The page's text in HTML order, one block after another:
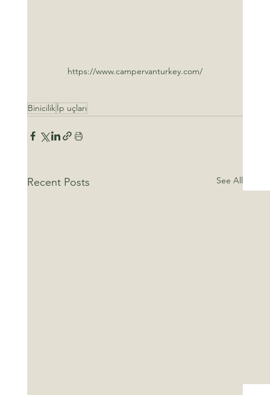
https://www.campervanturkey.com/
Binicilikİp uçları
Recent Posts See All